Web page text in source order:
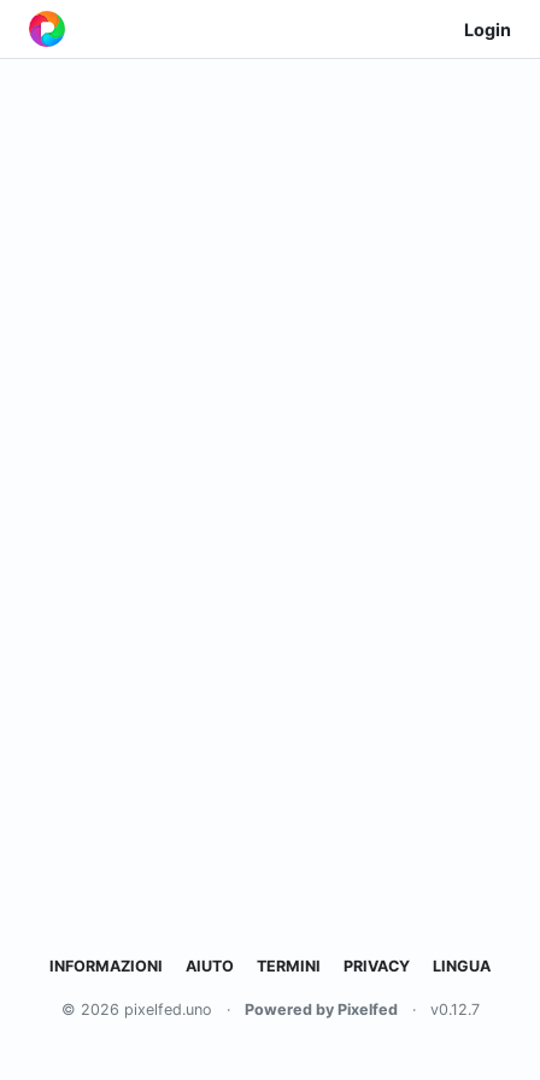
Login
INFORMAZIONI AIUTO TERMINI PRIVACY LINGUA
© 2026 pixelfed.uno · Powered by Pixelfed · v0.12.7